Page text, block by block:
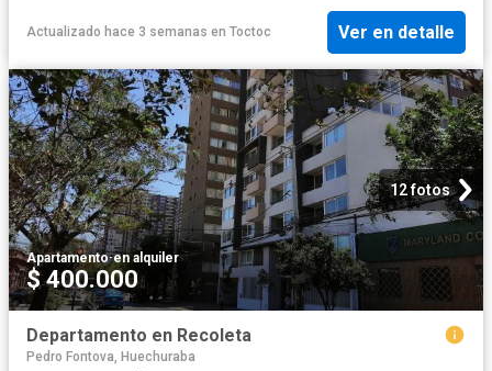
Actualizado hace 3 semanas en Toctoc Ver en detalle
12 fotos
Apartamento·en alquiler
$ 400.000
Departamento en Recoleta
Pedro Fontova, Huechuraba